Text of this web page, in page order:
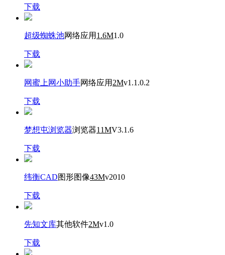
下载
超级蜘蛛池网络应用 1.6M1.0
下载
网蜜上网小助手网络应用 2Mv1.1.0.2
下载
梦想屯浏览器浏览器11MV3.1.6
下载
纬衡CAD图形图像43Mv2010
下载
先知文库其他软件2Mv1.0
下载